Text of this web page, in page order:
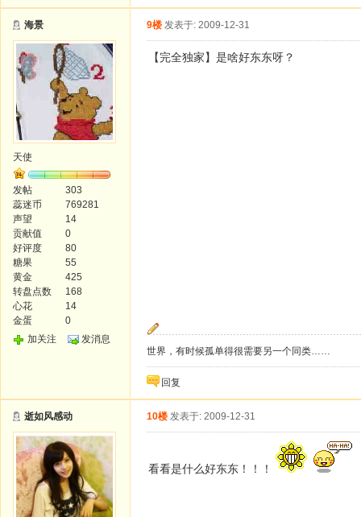
海景
天使
发帖
303
蕊迷币
769281
声望
14
贡献值
0
好评度
80
糖果
55
黄金
425
转盘点数
168
心花
14
金蛋
0
加关注
发消息
9楼 发表于: 2009-12-31
【完全独家】是啥好东东呀？
世界，有时候孤单得很需要另一个同类……
回复
逝如风感动 10楼 发表于: 2009-12-31
看看是什么好东东！！！